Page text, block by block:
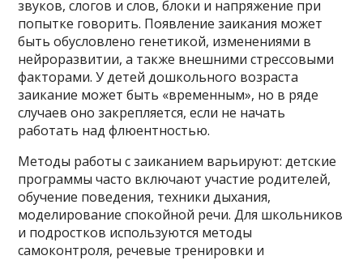
звуков, слогов и слов, блоки и напряжение при
попытке говорить. Появление заикания может
быть обусловлено генетикой, изменениями в
нейроразвитии, а также внешними стрессовыми
факторами. У детей дошкольного возраста
заикание может быть «временным», но в ряде
случаев оно закрепляется, если не начать
работать над флюентностью.
Методы работы с заиканием варьируют: детские
программы часто включают участие родителей,
обучение поведения, техники дыхания,
моделирование спокойной речи. Для школьников
и подростков используются методы
самоконтроля, речевые тренировки и